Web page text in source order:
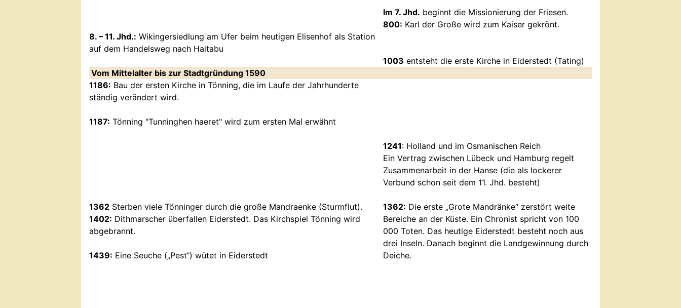
8. – 11. Jhd.: Wikingersiedlung am Ufer beim heutigen Elisenhof als Station
auf dem Handelsweg nach Haitabu
Im 7. Jhd. beginnt die Missionierung der Friesen.
800: Karl der Große wird zum Kaiser gekrönt.
1003 entsteht die erste Kirche in Eiderstedt (Tating)
Vom Mittelalter bis zur Stadtgründung 1590
1186: Bau der ersten Kirche in Tönning, die im Laufe der Jahrhunderte
ständig verändert wird.
1187: Tönning "Tunninghen haeret" wird zum ersten Mal erwähnt
1362 Sterben viele Tönninger durch die große Mandraenke (Sturmflut).
1402: Dithmarscher überfallen Eiderstedt. Das Kirchspiel Tönning wird
abgebrannt.
1439: Eine Seuche („Pest“) wütet in Eiderstedt
1241: Holland und im Osmanischen Reich
Ein Vertrag zwischen Lübeck und Hamburg regelt
Zusammenarbeit in der Hanse (die als lockerer
Verbund schon seit dem 11. Jhd. besteht)
1362: Die erste „Grote Mandränke“ zerstört weite
Bereiche an der Küste. Ein Chronist spricht von 100
000 Toten. Das heutige Eiderstedt besteht noch aus
drei Inseln. Danach beginnt die Landgewinnung durch
Deiche.